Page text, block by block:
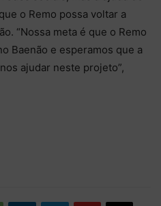
o Remo possa voltar a
“Nossa meta é que o Remo
Baenão e esperamos que a
ajudar neste projeto”,